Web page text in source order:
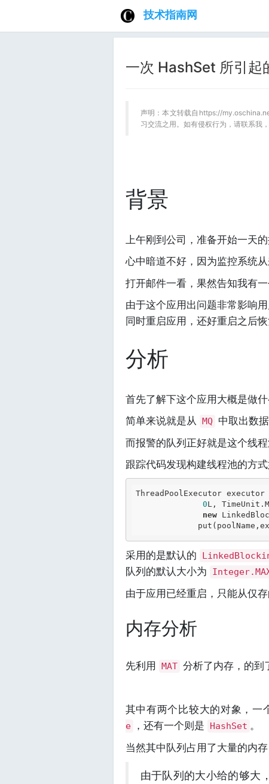
技术指南网
一次 HashSet 所引起
声明：本文转载自https://
习交流之用。如有侵权行为，请联系我，
背景
上午刚到公司，准备开始一天
心中暗道不好，因为监控系统
打开邮件一看，果然告知我有
由于这个应用出问题非常影响
同时重启应用，还好重启之后
分析
首先了解下这个应用大概是做什
简单来说就是从 MQ 中取出数
而报警的队列正好就是这个线程
跟踪代码发现构建线程池的方式
ThreadPoolExecutor executor
0L,
new
采用的是默认的
队列的默认大小为
由于应用已经重启，只能从仅
内存分析
先利用 MAT 分析了内存，的到
其中有两个比较大的对象，一
e
，还有一个则是 HashSet 。
当然其中队列占用了大量的内
由于队列的大小给的够大